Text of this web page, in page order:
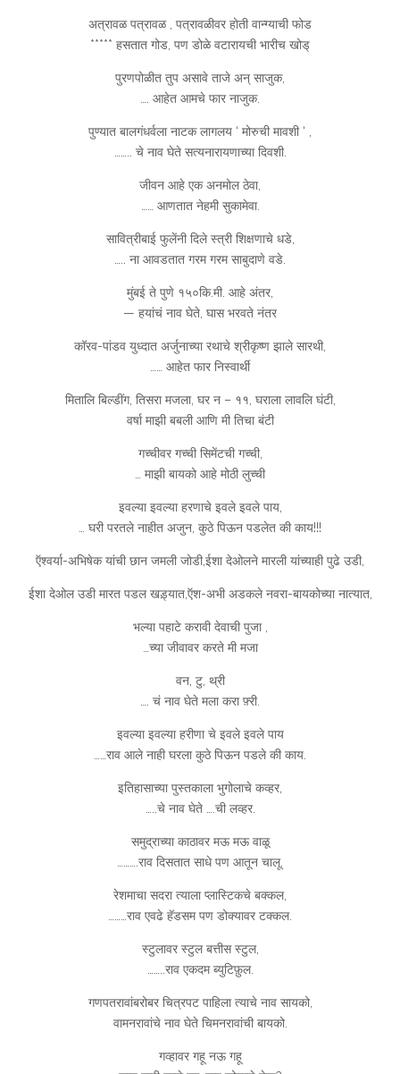
अत्रावळ पत्रावळ , पत्रावळीवर होती वान्ग्याची फोड
***** हसतात गोड, पण डोळे वटारायची भारीच खोड्
पुरणपोळीत तुप असावे ताजे अन् साजुक,
…. आहेत आमचे फार नाजुक.
पुण्यात बालगंधर्वला नाटक लागलय ‘ मोरुची मावशी ‘ ,
…….. चे नाव घेते सत्यनारायणाच्या दिवशी.
जीवन आहे एक अनमोल ठेवा,
…… आणतात नेहमी सुकामेवा.
सावित्रीबाई फुलेंनी दिले स्त्री शिक्षणाचे धडे,
….. ना आवडतात गरम गरम साबुदाणे वडे.
मुंबई ते पुणे १५०कि.मी. आहे अंतर,
— हयांचं नाव घेते, घास भरवते नंतर
कॉरव-पांडव युध्दात अर्जुनाच्या रथाचे श्रीकृष्ण झाले सारथी,
…… आहेत फार निस्वार्थी
मितालि बिल्डींग, तिसरा मजला, घर न – ११, घराला लावलि घंटी,
वर्षा माझी बबली आणि मी तिचा बंटी
गच्चीवर गच्ची सिमेंटची गच्ची,
… माझी बायको आहे मोठी लुच्ची
इवल्या इवल्या हरणाचे इवले इवले पाय,
… घरी परतले नाहीत अजुन, कुठे पिऊन पडलेत की काय!!!
ऍश्वर्या-अभिषेक यांची छान जमली जोडी,ईशा देओलने मारली यांच्याही पुढे उडी,
ईशा देओल उडी मारत पडल खड़्यात,ऍश-अभी अडकले नवरा-बायकोच्या नात्यात,
भल्या पहाटे करावी देवाची पुजा ,
…च्या जीवावर करते मी मजा
वन, टु, थ्री
…. चं नाव घेते मला करा फ़्री.
इवल्या इवल्या हरीणा चे इवले इवले पाय
……राव आले नाही घरला कुठे पिऊन पडले की काय.
इतिहासाच्या पुस्तकाला भुगोलाचे कव्हर,
…..चे नाव घेते ….ची लव्हर.
समुद्राच्या काठावर मऊ मऊ वाळू
……….राव दिसतात साधे पण आतून चालू.
रेशमाचा सदरा त्याला प्लास्टिकचे बक्कल,
………राव एवढे हॅडसम पण डोक्यावर टक्कल.
स्टुलावर स्टुल बत्तीस स्टुल,
……..राव एकदम ब्युटिफ़ुल.
गणपतरावांबरोबर चित्रपट पाहिला त्याचे नाव सायको,
वामनरावांचे नाव घेते चिमनरावांची बायको.
गव्हावर गहू नऊ गहू